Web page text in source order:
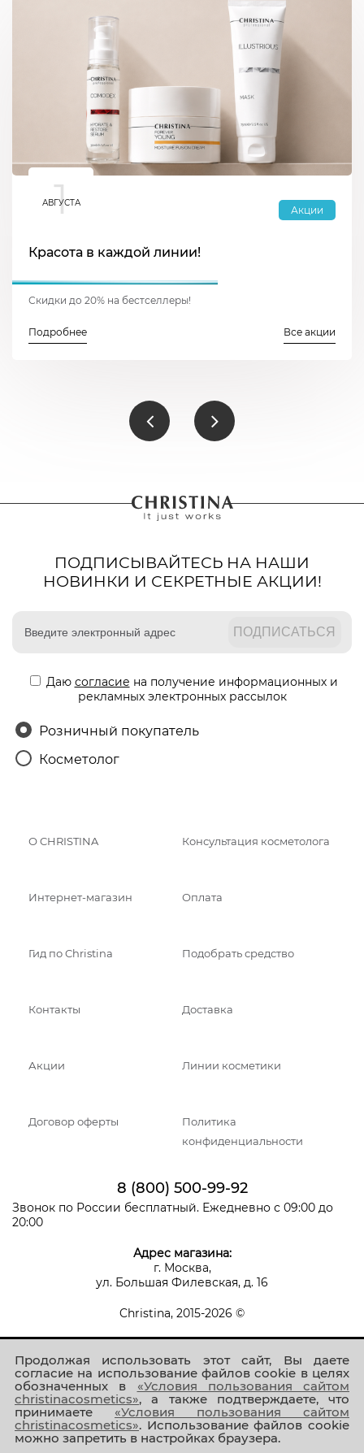
Продолжая использовать этот сайт, Вы даете
согласие на использование файлов cookie в целях
обозначенных в «Условия пользования сайтом
christinacosmetics», а также подтверждаете, что
принимаете «Условия пользования сайтом
christinacosmetics». Использование файлов cookie
можно запретить в настройках браузера.
1
АВГУСТА
Акции
Красота в каждой линии!
Скидки до 20% на бестселлеры!
Подробнее Все акции
ПОДПИСЫВАЙТЕСЬ НА НАШИ
НОВИНКИ И СЕКРЕТНЫЕ АКЦИИ!
Даю согласие на получение информационных и
рекламных электронных рассылок
Розничный покупатель
Косметолог
О CHRISTINA Консультация косметолога
Интернет-магазин Оплата
Гид по Christina Подобрать средство
Контакты Доставка
Акции Линии косметики
Договор оферты
Политика
конфиденциальности
8 (800) 500-99-92
Звонок по России бесплатный. Ежедневно с 09:00 до
20:00
Адрес магазина:
г. Москва,
ул. Большая Филевская, д. 16
Christina, 2015-2026 ©
Присоединяйтесь к нам!